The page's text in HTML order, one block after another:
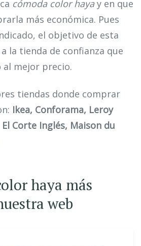
cómoda color hayay en que
más económica. Pues
el objetivo de esta
la tienda de confianza que
mejor precio.
tiendas donde comprar
Ikea, Conforama, Leroy
Corte Inglés, Maison du
haya más
web